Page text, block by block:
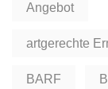
Angebot
artgerechte
BARF